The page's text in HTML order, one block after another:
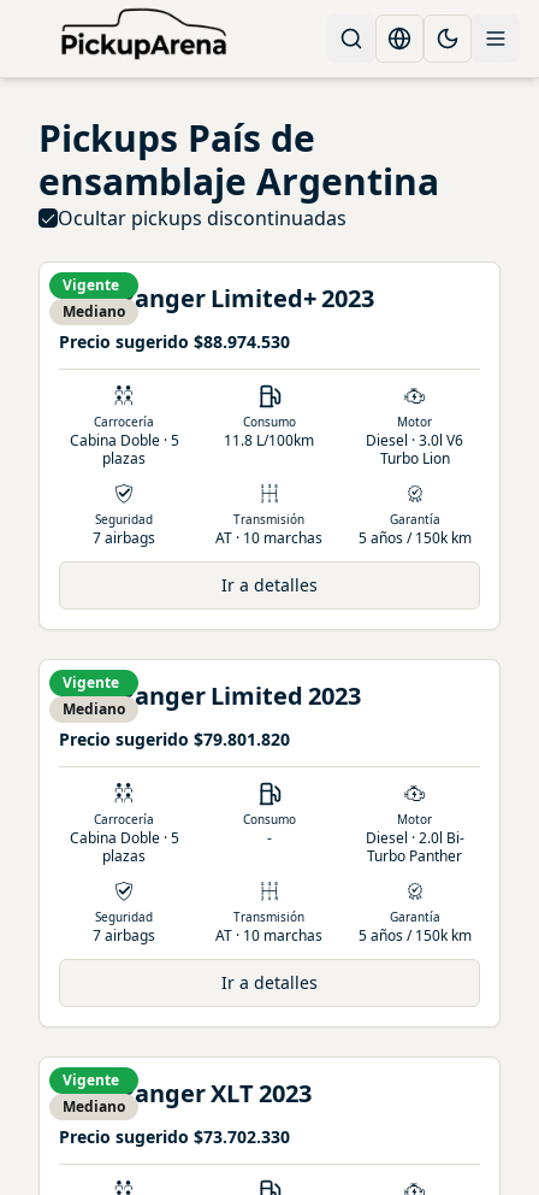
ChangeToggle
Pickups País de
ensamblaje Argentina
Ocultar pickups discontinuadas
Vigente
Mediano
FordRangerLimited+2023
Precio sugerido $88.974.530
Carrocería
Cabina Doble · 5
plazas
Consumo
11.8 L/100km
Motor
Diesel · 3.0l V6
Turbo Lion
Seguridad
7 airbags
Transmisión
AT · 10 marchas
Garantía
5 años / 150k km
Ir a detalles
Vigente
Mediano
FordRangerLimited2023
Precio sugerido $79.801.820
Carrocería
Cabina Doble · 5
plazas
Consumo
-
Motor
Diesel · 2.0l Bi-
Turbo Panther
Seguridad
7 airbags
Transmisión
AT · 10 marchas
Garantía
5 años / 150k km
Ir a detalles
Vigente
Mediano
FordRangerXLT2023
Precio sugerido $73.702.330